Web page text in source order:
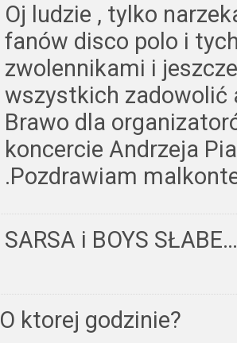
Oj ludzie , tylko
fanów disco polo i
zwolennikami i
wszystkich zadowolić
Brawo dla
koncercie Andrzeja
.Pozdrawiam
SARSA i BOYS
O ktorej godzinie?